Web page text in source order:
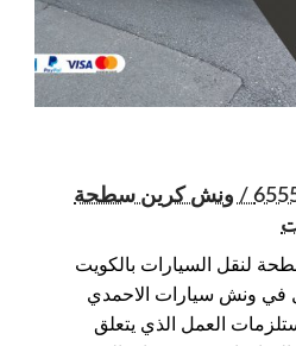
ونش الاحمدي / 65557275 / ونش كرين سطحة
لنقل السيارات بالكويت
ونش سيارات الاحمدي
العمل الذي يتعلق